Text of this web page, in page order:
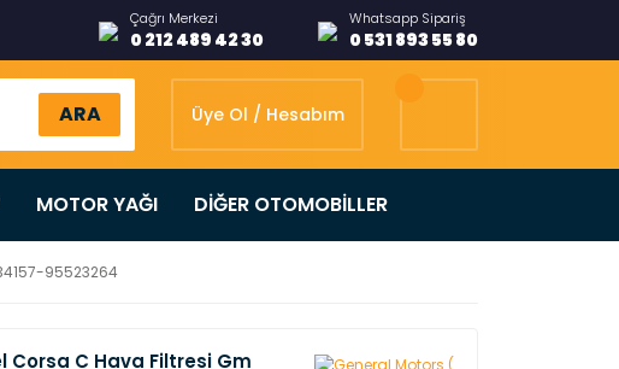
Çağrı Merkezi
0 212 489 42 30
Whatsapp Sipariş
0 531 893 55 80
ARA Üye Ol / Hesabım
MOTOR YAĞI DİĞER OTOMOBİLLER
95523264
Corsa C Hava Filtresi Gm